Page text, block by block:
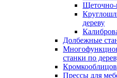
Щеточно-
дереву
Долбежные
станки по
Прессы для